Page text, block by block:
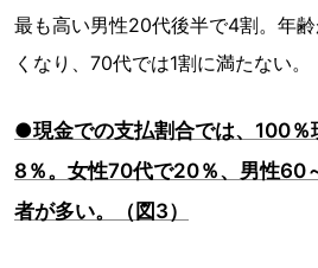
最も高い男性20代後半で4割。年
くなり、70代では1割に満たない。
●現金での支払割合では、100％
8％。女性70代で20％、男性60
者が多い。（図3）